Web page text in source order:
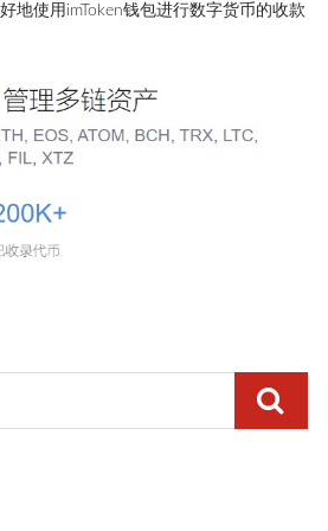
地使用imToken钱包进行数字货币的收款